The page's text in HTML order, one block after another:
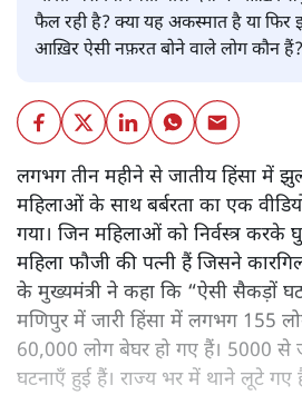
फैल रही है? क्या यह अकस्मात है या
आख़िर ऐसी नफ़रत बोने वाले लोग कौन हैं?
लगभग तीन महीने से जातीय हिंसा में
महिलाओं के साथ बर्बरता का एक
गया। जिन महिलाओं को निर्वस्त्र करके
महिला फौजी की पत्नी हैं जिसने
के मुख्यमंत्री ने कहा कि “ऐसी सैकड़ों
मणिपुर में जारी हिंसा में लगभग 155
60,000 लोग बेघर हो गए हैं। 5000 से
घटनाएँ हुई हैं। राज्य भर में थाने लूटे गए